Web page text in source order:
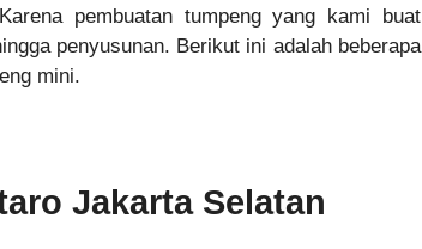
pembuatan tumpeng yang kami buat
penyusunan. Berikut ini adalah beberapa
mini.
Jakarta Selatan